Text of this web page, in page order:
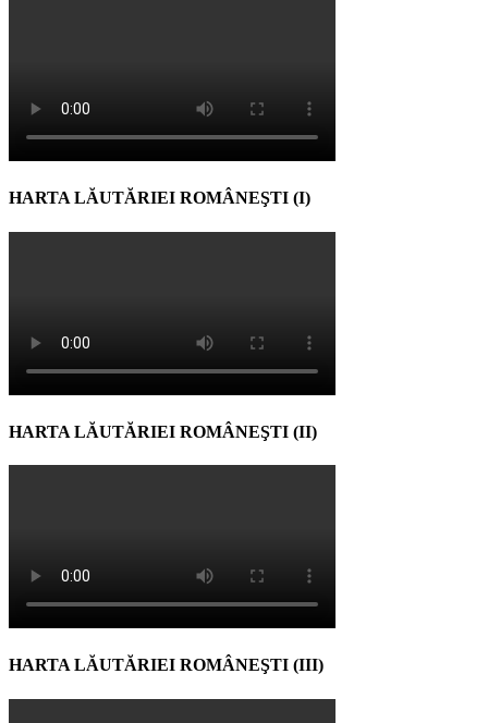
HARTA LĂUTĂRIEI ROMÂNEŞTI (I)
HARTA LĂUTĂRIEI ROMÂNEŞTI (II)
HARTA LĂUTĂRIEI ROMÂNEŞTI (III)